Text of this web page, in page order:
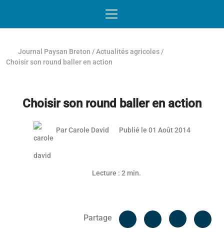
Journal Paysan Breton /Actualités agricoles /
Choisir son round baller en action
Choisir son round baller en action
ParCarole David Publié le 01 Août 201403 mai
Lecture : 2 min.
Partage
Facebook